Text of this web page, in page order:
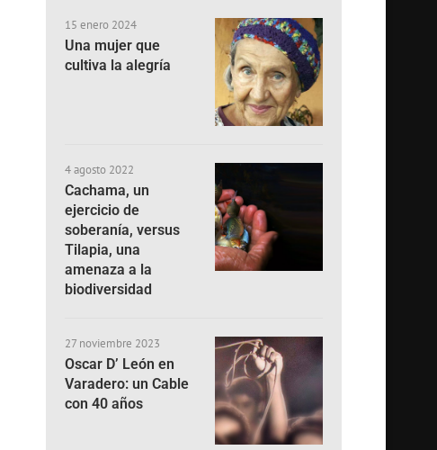
15 enero 2024
Una mujer que
cultiva la alegría
4 agosto 2022
Cachama, un
ejercicio de
soberanía, versus
Tilapia, una
amenaza a la
biodiversidad
27 noviembre 2023
Oscar D’ León en
Varadero: un Cable
con 40 años